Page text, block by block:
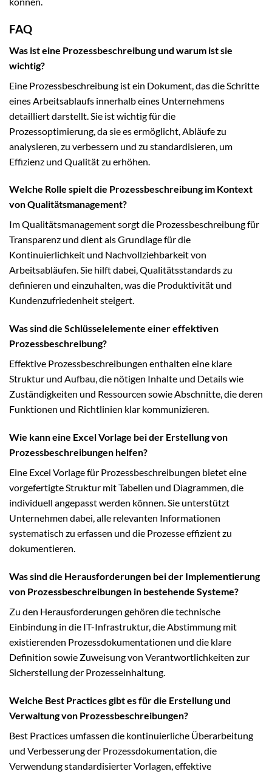
FAQ
Was ist eine Prozessbeschreibung und warum ist sie
wichtig?
Eine Prozessbeschreibung ist ein Dokument, das die Schritte
eines Arbeitsablaufs innerhalb eines Unternehmens
detailliert darstellt. Sie ist wichtig für die
Prozessoptimierung, da sie es ermöglicht, Abläufe zu
analysieren, zu verbessern und zu standardisieren, um
Effizienz und Qualität zu erhöhen.
Welche Rolle spielt die Prozessbeschreibung im Kontext
von Qualitätsmanagement?
Im Qualitätsmanagement sorgt die Prozessbeschreibung für
Transparenz und dient als Grundlage für die
Kontinuierlichkeit und Nachvollziehbarkeit von
Arbeitsabläufen. Sie hilft dabei, Qualitätsstandards zu
definieren und einzuhalten, was die Produktivität und
Kundenzufriedenheit steigert.
Was sind die Schlüsselelemente einer effektiven
Prozessbeschreibung?
Effektive Prozessbeschreibungen enthalten eine klare
Struktur und Aufbau, die nötigen Inhalte und Details wie
Zuständigkeiten und Ressourcen sowie Abschnitte, die deren
Funktionen und Richtlinien klar kommunizieren.
Wie kann eine Excel Vorlage bei der Erstellung von
Prozessbeschreibungen helfen?
Eine Excel Vorlage für Prozessbeschreibungen bietet eine
vorgefertigte Struktur mit Tabellen und Diagrammen, die
individuell angepasst werden können. Sie unterstützt
Unternehmen dabei, alle relevanten Informationen
systematisch zu erfassen und die Prozesse effizient zu
dokumentieren.
Was sind die Herausforderungen bei der Implementierung
von Prozessbeschreibungen in bestehende Systeme?
Zu den Herausforderungen gehören die technische
Einbindung in die IT-Infrastruktur, die Abstimmung mit
existierenden Prozessdokumentationen und die klare
Definition sowie Zuweisung von Verantwortlichkeiten zur
Sicherstellung der Prozesseinhaltung.
Welche Best Practices gibt es für die Erstellung und
Verwaltung von Prozessbeschreibungen?
Best Practices umfassen die kontinuierliche Überarbeitung
und Verbesserung der Prozessdokumentation, die
Verwendung standardisierter Vorlagen, effektive